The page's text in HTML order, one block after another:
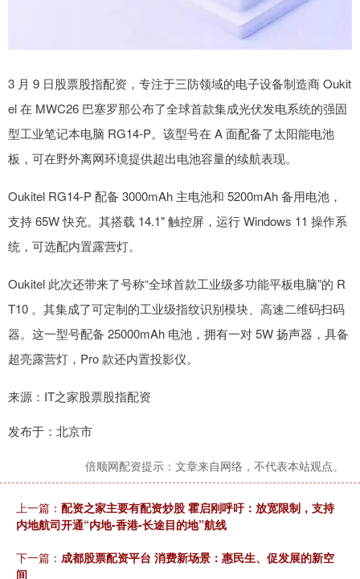
3 月 9 日股票股指配资，专注于三防领域的电子设备制造商 Oukit
el 在 MWC26 巴塞罗那公布了全球首款集成光伏发电系统的强固
型工业笔记本电脑 RG14-P。该型号在 A 面配备了太阳能电池
板，可在野外离网环境提供超出电池容量的续航表现。
Oukitel RG14-P 配备 3000mAh 主电池和 5200mAh 备用电池，
支持 65W 快充。其搭载 14.1" 触控屏，运行 Windows 11 操作系
统，可选配内置露营灯。
Oukitel 此次还带来了号称“全球首款工业级多功能平板电脑”的 R
T10 。其集成了可定制的工业级指纹识别模块、高速二维码扫码
器。这一型号配备 25000mAh 电池，拥有一对 5W 扬声器，具备
超亮露营灯，Pro 款还内置投影仪。
来源：IT之家股票股指配资
发布于：北京市
倍顺网配资提示：文章来自网络，不代表本站观点。
上一篇： 配资之家主要有配资炒股 霍启刚呼吁：放宽限制，支持
内地航司开通“内地-香港-长途目的地”航线
下一篇： 成都股票配资平台 消费新场景：惠民生、促发展的新空
间